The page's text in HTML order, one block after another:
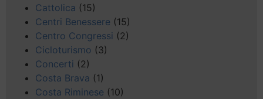
Cattolica (15)
Centri Benessere (15)
Centro Congressi (2)
Cicloturismo (3)
Concerti (2)
Costa Brava (1)
Costa Riminese (10)